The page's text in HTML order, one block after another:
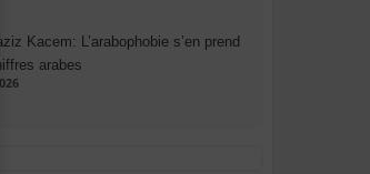
Kacem: L’arabophobie s’en prend
arabes